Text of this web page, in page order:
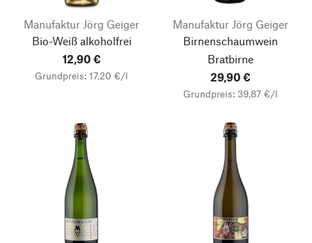
Manufaktur Jörg Geiger
Bio-Weiß alkoholfrei
12,90 €
Grundpreis: 17,20 €/l
Manufaktur Jörg Geiger
Birnenschaumwein
Bratbirne
29,90 €
Grundpreis: 39,87 €/l